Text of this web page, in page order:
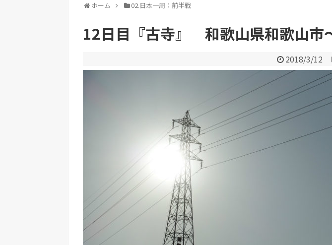
ホーム 02.日本一周：前半戦
12日目『古寺』 和歌山県和歌山市
2018/3/12